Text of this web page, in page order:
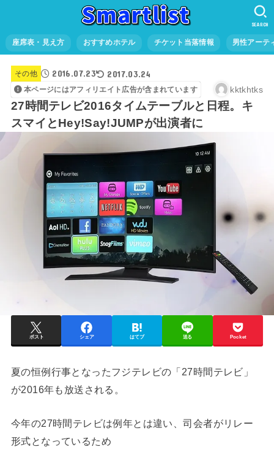
座席表・見え方 おすすめホテル チケット当落情報 男性アーテ
SEARCH
その他 2016.07.23 2017.03.24
本ページにはアフィリエイト広告が含まれています kktkhtks
27時間テレビ2016タイムテーブルと日程。キ
スマイとHey!Say!JUMPが出演者に
ポスト シェア はてブ 送る Pocket
夏の恒例行事となったフジテレビの「27時間テレビ」
が2016年も放送される。
今年の27時間テレビは例年とは違い、司会者がリレー
形式となっているため